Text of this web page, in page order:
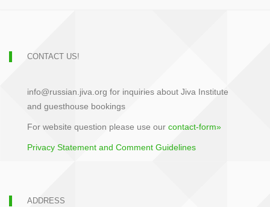
CONTACT US!
info@russian.jiva.org for inquiries about Jiva Institute
and guesthouse bookings
For website question please use our contact-form»
Privacy Statement and Comment Guidelines
ADDRESS